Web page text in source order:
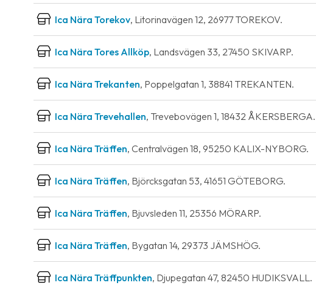
Ica Nära Torekov, Litorinavägen 12, 26977 TOREKOV.
Ica Nära Tores Allköp, Landsvägen 33, 27450 SKIVARP.
Ica Nära Trekanten, Poppelgatan 1, 38841 TREKANTEN.
Ica Nära Trevehallen, Trevebovägen 1, 18432 ÅKERSBERGA.
Ica Nära Träffen, Centralvägen 18, 95250 KALIX-NYBORG.
Ica Nära Träffen, Björcksgatan 53, 41651 GÖTEBORG.
Ica Nära Träffen, Bjuvsleden 11, 25356 MÖRARP.
Ica Nära Träffen, Bygatan 14, 29373 JÄMSHÖG.
Ica Nära Träffpunkten, Djupegatan 47, 82450 HUDIKSVALL.